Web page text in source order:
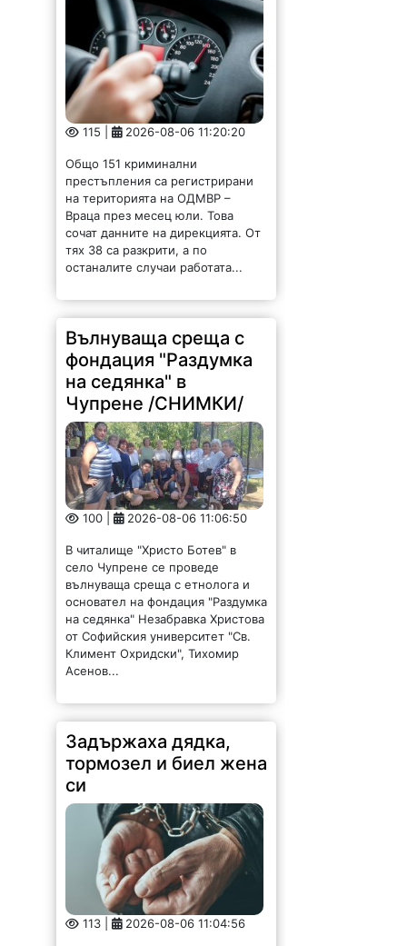
115 | 2026-08-06 11:20:20
Общо 151 криминални
престъпления са регистрирани
на територията на ОДМВР –
Враца през месец юли. Това
сочат данните на дирекцията. От
тях 38 са разкрити, а по
останалите случаи работата...
Вълнуваща среща с
фондация "Раздумка
на седянка" в
Чупрене /СНИМКИ/
100 | 2026-08-06 11:06:50
В читалище "Христо Ботев" в
село Чупрене се проведе
вълнуваща среща с етнолога и
основател на фондация "Раздумка
на седянка" Незабравка Христова
от Софийския университет "Св.
Климент Охридски", Тихомир
Асенов...
Задържаха дядка,
тормозел и биел жена
си
113 | 2026-08-06 11:04:56